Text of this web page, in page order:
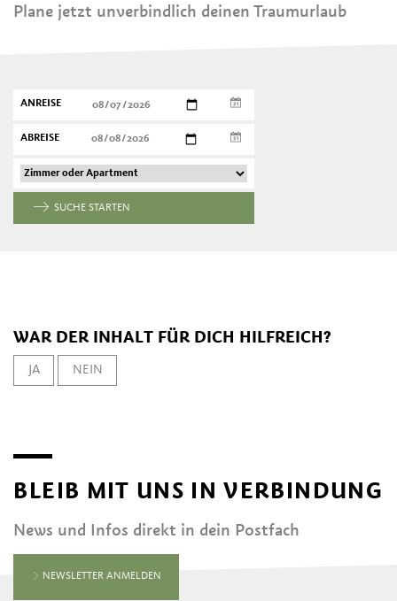
Plane jetzt unverbindlich deinen Traumurlaub
ANREISE
ABREISE
SUCHE STARTEN
WAR DER INHALT FÜR DICH HILFREICH?
JA NEIN
BLEIB MIT UNS IN VERBINDUNG
News und Infos direkt in dein Postfach
NEWSLETTER ANMELDEN